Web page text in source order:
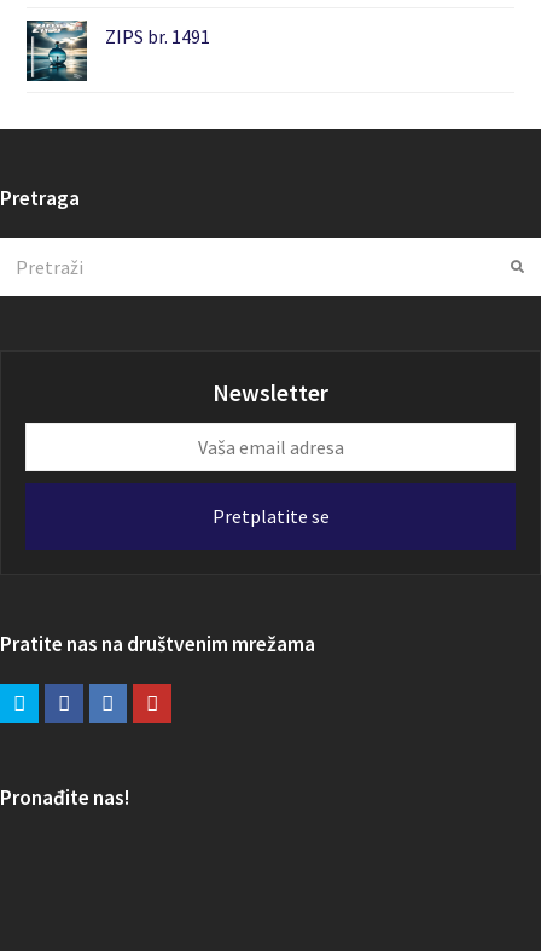
ZIPS br. 1491
Pretraga
Newsletter
email
Pretplatite se
Pratite nas na društvenim mrežama
Pronađite nas!